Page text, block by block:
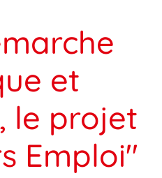
et
le projet
Emploi"